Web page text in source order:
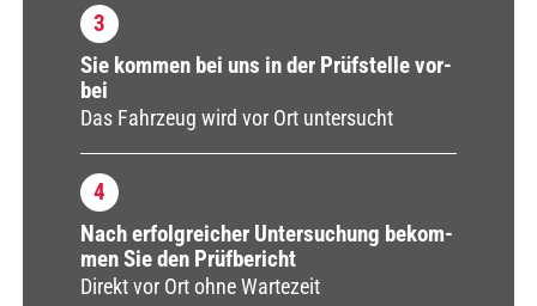
3
Sie kom­men bei uns in der Prüf­stel­le vor­
bei
Das Fahr­zeug wird vor Ort unter­sucht
4
Nach erfolg­rei­cher Unter­su­chung bekom­
men Sie den Prüf­be­richt
Direkt vor Ort ohne War­te­zeit